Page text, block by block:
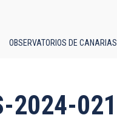
OBSERVATORIOS DE CANARIAS
2024-021